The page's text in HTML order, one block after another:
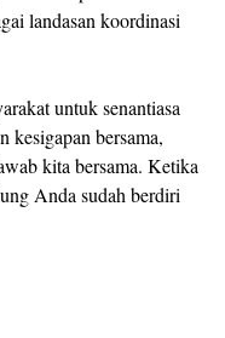
landasan koordinasi
untuk senantiasa
kesigapan bersama,
kita bersama. Ketika
Anda sudah berdiri